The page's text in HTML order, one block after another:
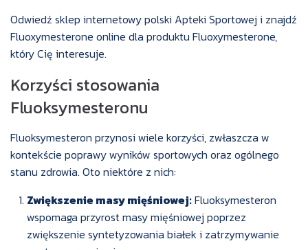
Odwiedź sklep internetowy polski Apteki Sportowej i znajdź
Fluoxymesterone online dla produktu Fluoxymesterone,
który Cię interesuje.
Korzyści stosowania
Fluoksymesteronu
Fluoksymesteron przynosi wiele korzyści, zwłaszcza w
kontekście poprawy wyników sportowych oraz ogólnego
stanu zdrowia. Oto niektóre z nich:
Zwiększenie masy mięśniowej:Fluoksymesteron
wspomaga przyrost masy mięśniowej poprzez
zwiększenie syntetyzowania białek i zatrzymywanie